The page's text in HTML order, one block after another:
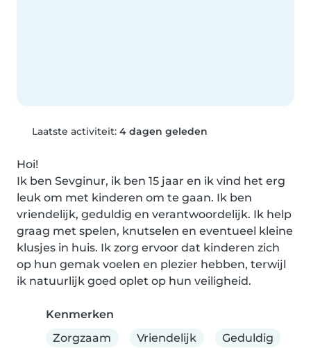
Laatste activiteit: 4 dagen geleden
Hoi!
Ik ben Sevginur, ik ben 15 jaar en ik vind het erg
leuk om met kinderen om te gaan. Ik ben
vriendelijk, geduldig en verantwoordelijk. Ik help
graag met spelen, knutselen en eventueel kleine
klusjes in huis. Ik zorg ervoor dat kinderen zich
op hun gemak voelen en plezier hebben, terwijl
ik natuurlijk goed oplet op hun veiligheid.
Kenmerken
Zorgzaam
Vriendelijk Geduldig